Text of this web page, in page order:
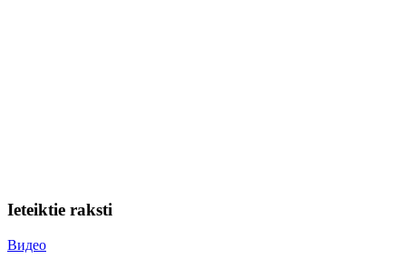
Ieteiktie raksti
Видео